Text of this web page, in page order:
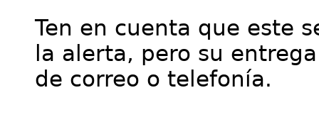
Ten en cuenta que este
la alerta, pero su
de correo o telefonía.